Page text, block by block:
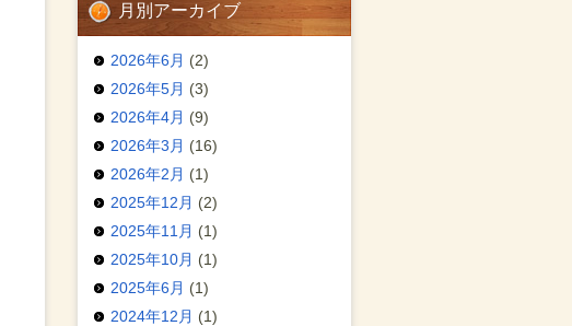
月別アーカイブ
2026年6月 (2)
2026年5月 (3)
2026年4月 (9)
2026年3月 (16)
2026年2月 (1)
2025年12月 (2)
2025年11月 (1)
2025年10月 (1)
2025年6月 (1)
2024年12月 (1)